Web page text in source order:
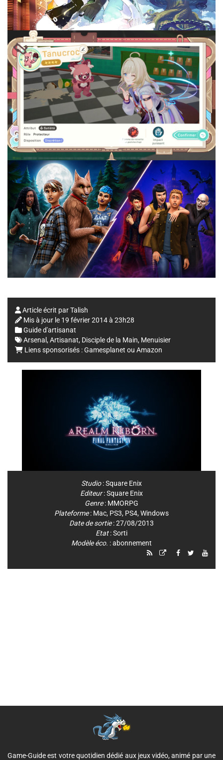
Article écrit parTalish
Mis à jour le 19 février 2014 à 23h28
Guide d'artisanat
Arsenal , Artisanat, Disciple de la Main, Menuisier
Liens sponsorisés :Gamesplanet ou Amazon
Studio:Square Enix
Editeur:Square Enix
Genre: MMORPG
Plateforme: Mac, PS3, PS4, Windows
Date de sortie: 27/08/2013
Etat: Sorti
Modèle éco. : abonnement
Game-Guide est votre quotidien dédié aux jeux vidéo, animé par une